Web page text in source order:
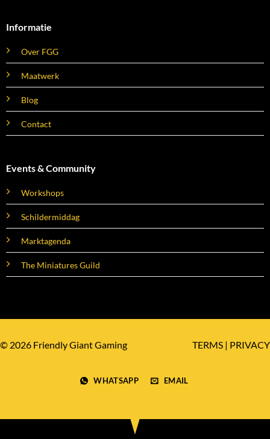
Informatie
Over FGG
Maatwerk
Blog
Contact
Events & Community
Workshops
Schildermiddag
Marktagenda
The Miniatures Guild
© 2026 Friendly Giant Gaming
WHATSAPP EMAIL
TERMS | PRIVACY